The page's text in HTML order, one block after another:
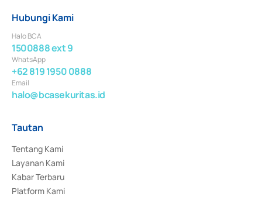
Hubungi Kami
Halo BCA
1500888 ext 9
WhatsApp
+62 819 1950 0888
Email
halo@bcasekuritas.id
Tautan
Tentang Kami
Layanan Kami
Kabar Terbaru
Platform Kami